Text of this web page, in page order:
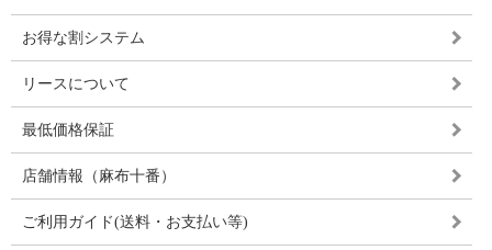
お得な割システム
リースについて
最低価格保証
店舗情報（麻布十番）
ご利用ガイド(送料・お支払い等)